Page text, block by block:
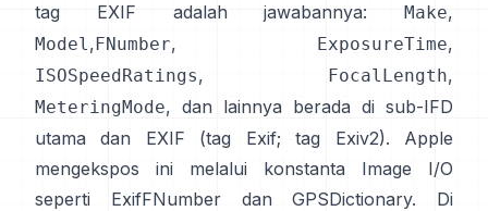
tag EXIF adalah jawabannya: Make,
Model,FNumber, ExposureTime,
ISOSpeedRatings, FocalLength,
MeteringMode, dan lainnya berada di sub-IFD
utama dan EXIF (tag Exif;tag Exiv2). Apple
mengekspos ini melalui konstanta Image I/O
seperti ExifFNumber danGPSDictionary. Di